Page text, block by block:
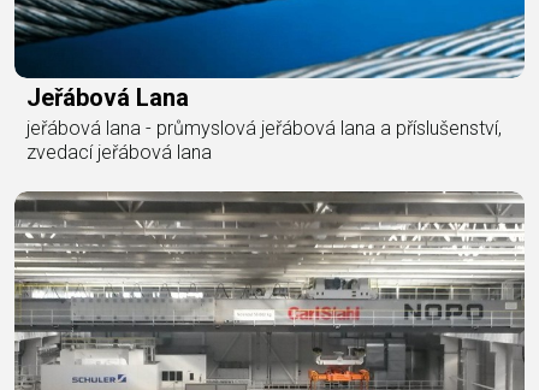
Jeřábová Lana
jeřábová lana - průmyslová jeřábová lana a příslušenství,
zvedací jeřábová lana